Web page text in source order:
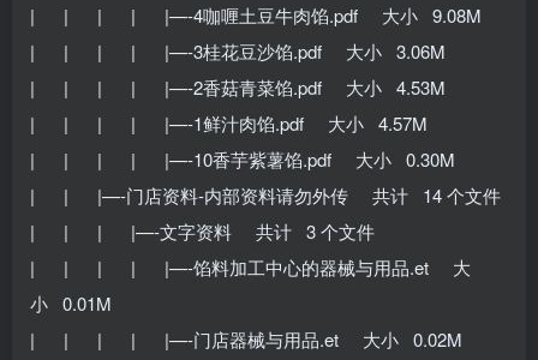
| | | | |—-4咖喱土豆牛肉馅.pdf 大小 9.08M
| | | | |—-3桂花豆沙馅.pdf 大小 3.06M
| | | | |—-2香菇青菜馅.pdf 大小 4.53M
| | | | |—-1鲜汁肉馅.pdf 大小 4.57M
| | | | |—-10香芋紫薯馅.pdf 大小 0.30M
| | |—-门店资料-内部资料请勿外传 共计 14 个文件
| | | |—-文字资料 共计 3 个文件
| | | | |—-馅料加工中心的器械与用品.et 大
小 0.01M
| | | | |—-门店器械与用品.et 大小 0.02M